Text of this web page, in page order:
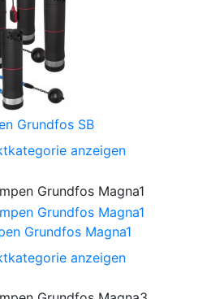
Grundfos SB
anzeigen
Grundfos Magna1
anzeigen